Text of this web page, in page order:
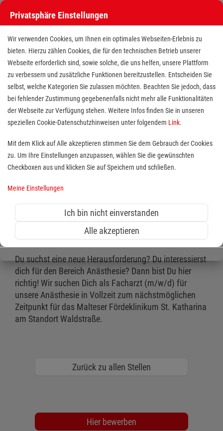
Facharzt (m/w/d) der Klinik für
Anästhesiologie, Intensivmedizin
und Schmerztherapie
Facharzt (m/w/d) der Klinik für
Anästhesiologie, Intensivmedizin
und Schmerztherapie
Du suchst eine neue Herausforderung? Du interessierst
dich für den Bereich Anästhesie? Dann bist Du hier
richtig! Wir suchen Dich als Facharzt (m/w/d) für
unsere Anästhesie in Vollzeit zum nächstmöglichen
Zeitpunkt für das Malteser Fördeklinikum St. Katharina
am Standort Waldstraße.
Zurück zu allen Stellen
Hier bewerben
Privatsphäre Einstellungen
Wir verwenden Cookies, um Ihnen ein optimales Webseiten-Erlebnis zu
bieten. Hierzu zählen Cookies, die für den technischen Betrieb unserer
Webseite erforderlich sind, sowie solche, die uns helfen, unsere Plattform
zu verbessern und zusätzliche Funktionen bereitzustellen. Entscheiden Sie
selbst, welche Kategorien Sie zulassen möchten. Beachten Sie jedoch, dass
bei fehlender Zustimmung gegebenenfalls nicht mehr alle Funktionalitäten
der Webseite zur Verfügung stehen. Weitere Infos finden Sie in unseren
speziellen Cookie-Datenschutzhinweisen unter folgendem Link.
Mit dem Klick auf Alle akzeptieren stimmen Sie dem Gebrauch der Cookies
zu. Um Ihre Einstellungen anzupassen, wählen Sie die gewünschten
Checkboxen aus und klicken Sie auf Speichern und schließen.
Meine Einstellungen
Ich bin nicht einverstanden
Alle akzeptieren